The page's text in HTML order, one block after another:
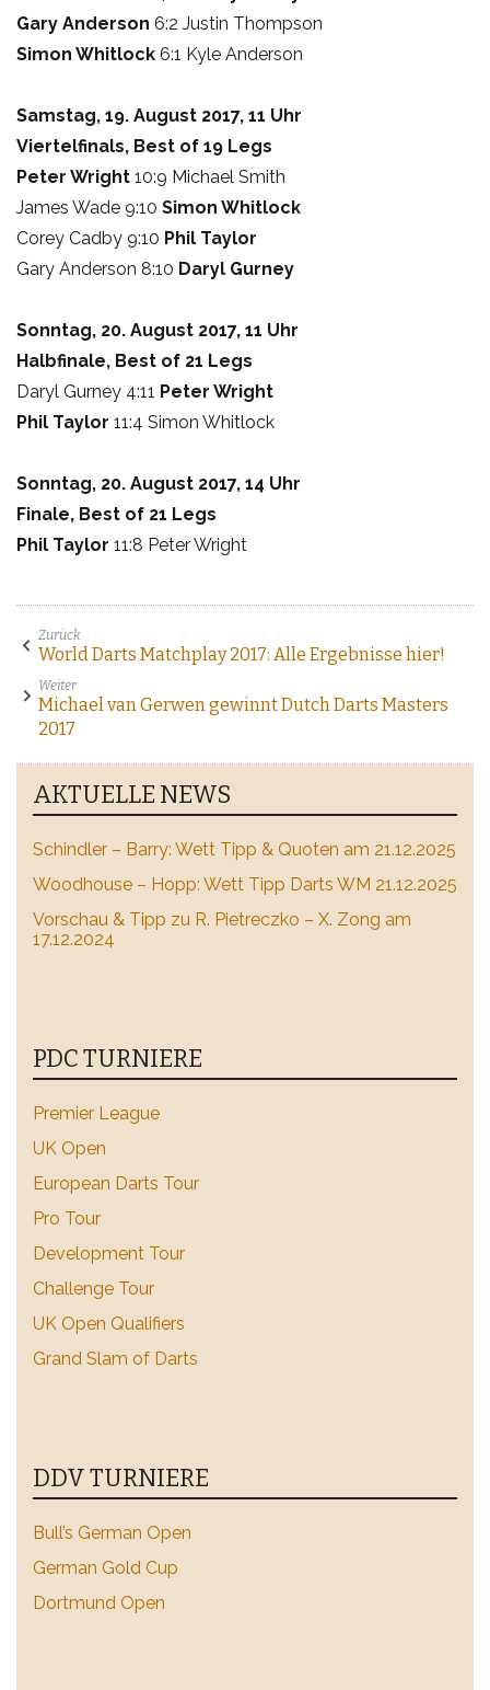
Gary Anderson 6:2 Justin Thompson
Simon Whitlock 6:1 Kyle Anderson
Samstag, 19. August 2017, 11 Uhr
Viertelfinals, Best of 19 Legs
Peter Wright 10:9 Michael Smith
James Wade 9:10 Simon Whitlock
Corey Cadby 9:10 Phil Taylor
Gary Anderson 8:10 Daryl Gurney
Sonntag, 20. August 2017, 11 Uhr
Halbfinale, Best of 21 Legs
Daryl Gurney 4:11 Peter Wright
Phil Taylor 11:4 Simon Whitlock
Sonntag, 20. August 2017, 14 Uhr
Finale, Best of 21 Legs
Phil Taylor 11:8 Peter Wright
Zurück
World Darts Matchplay 2017: Alle Ergebnisse hier!
Weiter
Michael van Gerwen gewinnt Dutch Darts Masters
2017
AKTUELLE NEWS
Schindler – Barry: Wett Tipp & Quoten am 21.12.2025
Woodhouse – Hopp: Wett Tipp Darts WM 21.12.2025
Vorschau & Tipp zu R. Pietreczko – X. Zong am
17.12.2024
PDC TURNIERE
Premier League
UK Open
European Darts Tour
Pro Tour
Development Tour
Challenge Tour
UK Open Qualifiers
Grand Slam of Darts
DDV TURNIERE
Bull’s German Open
German Gold Cup
Dortmund Open